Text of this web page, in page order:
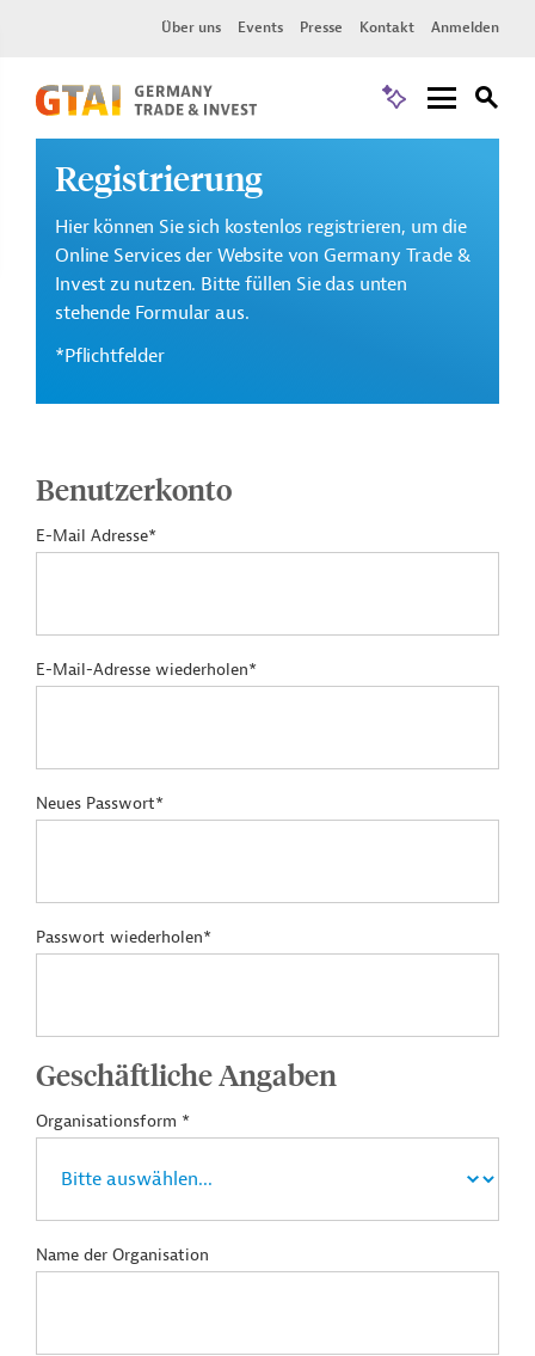
Über uns Events Presse Kontakt Anmelden
Registrierung
Hier können Sie sich kostenlos registrieren, um die
Online Services der Website von Germany Trade &
Invest zu nutzen. Bitte füllen Sie das unten
stehende Formular aus.
*Pflichtfelder
Benutzerkonto
E-Mail Adresse*
E-Mail-Adresse wiederholen*
Neues Passwort*
Passwort wiederholen*
Geschäftliche Angaben
Organisationsform *
Name der Organisation